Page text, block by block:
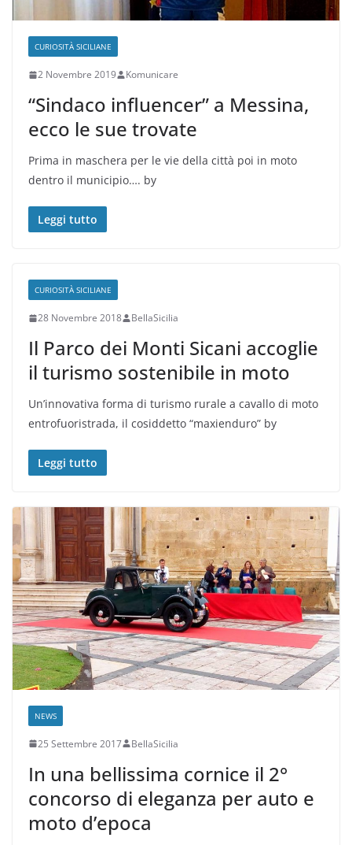
CURIOSITÀ SICILIANE
2 Novembre 2019 Komunicare
“Sindaco influencer” a Messina,
ecco le sue trovate
Prima in maschera per le vie della città poi in moto
dentro il municipio…. by
Leggi tutto
CURIOSITÀ SICILIANE
28 Novembre 2018 BellaSicilia
Il Parco dei Monti Sicani accoglie
il turismo sostenibile in moto
Un’innovativa forma di turismo rurale a cavallo di moto
entrofuoristrada, il cosiddetto “maxienduro” by
Leggi tutto
NEWS
25 Settembre 2017 BellaSicilia
In una bellissima cornice il 2°
concorso di eleganza per auto e
moto d’epoca